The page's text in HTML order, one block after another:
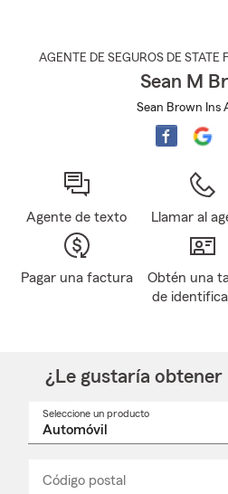
AGENTE DE SEGUROS DE STATE
Sean M
Sean Brown Ins
Agente de texto Llamar al
Pagar una factura
Obtén una
de
¿Le gustaría
Seleccione un producto
Código postal
_____